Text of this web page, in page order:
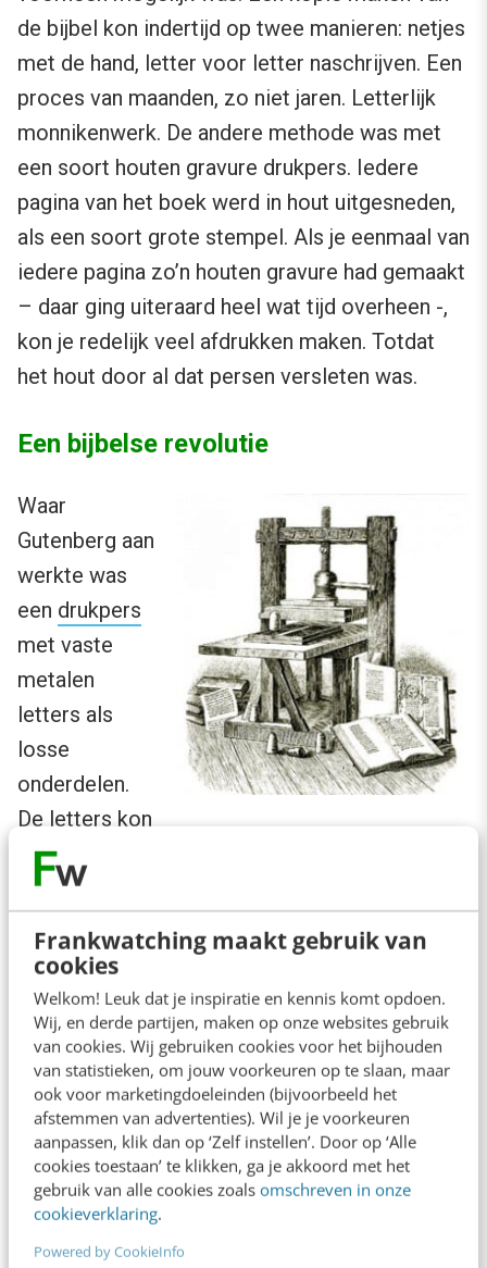
Frankwatching maakt gebruik van
cookies
Welkom! Leuk dat je inspiratie en kennis komt opdoen.
Wij, en derde partijen, maken op onze websites gebruik
van cookies. Wij gebruiken cookies voor het bijhouden
van statistieken, om jouw voorkeuren op te slaan, maar
ook voor marketingdoeleinden (bijvoorbeeld het
afstemmen van advertenties). Wil je je voorkeuren
aanpassen, klik dan op ‘Zelf instellen’. Door op ‘Alle
cookies toestaan’ te klikken, ga je akkoord met het
gebruik van alle cookies zoals omschreven in onze
cookieverklaring.
Powered by CookieInfo
de bijbel kon indertijd op twee manieren: netjes
met de hand, letter voor letter naschrijven. Een
proces van maanden, zo niet jaren. Letterlijk
monnikenwerk. De andere methode was met
een soort houten gravure drukpers. Iedere
pagina van het boek werd in hout uitgesneden,
als een soort grote stempel. Als je eenmaal van
iedere pagina zo’n houten gravure had gemaakt
– daar ging uiteraard heel wat tijd overheen -,
kon je redelijk veel afdrukken maken. Totdat
het hout door al dat persen versleten was.
Een bijbelse revolutie
Waar
Gutenberg aan
werkte was
een drukpers
met vaste
metalen
letters als
losse
onderdelen.
De letters kon
je eenvoudig verplaatsen en verwisselen om zo
zinnen te vormen en die op papier af te
door de inkt en ging veel langer mee dan hout.
Gutenberg perfectioneerde het systeem en
wist er zijn bijbel mee af te drukken,
herhaaldelijk en in groten getale. Deze
Gutenberg bijbel‘ veroverde Europa bij storm.
Voor velen was een eigen bijbel altijd
onbetaalbaar geweest: nu lag het binnen
handbereik. Ja, Gutenberg ontketende een